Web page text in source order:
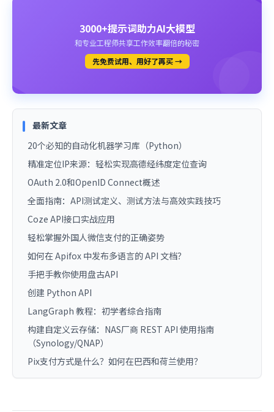
3000+提示词助力AI大模型
和专业工程师共享工作效率翻倍的秘密
先免费试用、用好了再买 →
最新文章
20个必知的自动化机器学习库（Python）
精准定位IP来源：轻松实现高德经纬度定位查询
OAuth 2.0和OpenID Connect概述
全面指南：API测试定义、测试方法与高效实践技巧
Coze API接口实战应用
轻松掌握外国人微信支付的正确姿势
如何在 Apifox 中发布多语言的 API 文档？
手把手教你使用盘古API
创建 Python API
LangGraph 教程：初学者综合指南
构建自定义云存储：NAS厂商 REST API 使用指南
（Synology/QNAP）
Pix支付方式是什么？如何在巴西和荷兰使用？